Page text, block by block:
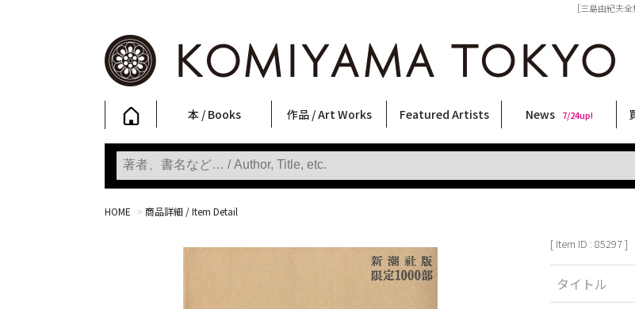
［三島由紀夫
本 / Books
写真集
Photobooks
ファッション
Fashion
アート / 美術
Art
文学・人文
Literature & Humanities
日本文化
Japanese Culture
新刊
New Books
SALE
SALE
作品 / Art Works
フォトグラフィー
Photography
ポスター
Posters
ストリートアート
Street Art
立体・その他
Sculptures / etc
アートワークス
Art Works
Primary Artworks
KOMIYAMA TOKYO ART LABEL
版画
Prints
Featured Artists
稲嶺啓一(東風終)
村田言恵
丸岡和吾
Rico Casella
キム・ロートン
菅谷晋一
柴田亜美
内藤啓介
CHRIS
三島由紀夫
二本木里美
北島敬三
秋赤音
天野タケル
大類信
春川ナミオ
森山大道
林月光
三島剛
内藤ルネ
横尾忠則
須藤昌人
COOKIE
大西洋介
佐伯俊男
News 7/24up!
新着・おすすめ商品 9/
フェア・イベント情報
お店からのお知らせ 6/
HOME > 商品詳細 / Item Detail
[ Item ID : 85297 ]
タイトル